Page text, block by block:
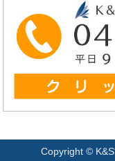
Copyright ©